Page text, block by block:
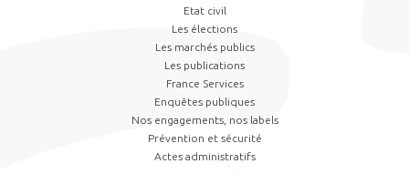
Etat civil
Les élections
Les marchés publics
Les publications
France Services
Enquêtes publiques
Nos engagements, nos labels
Prévention et sécurité
Actes administratifs